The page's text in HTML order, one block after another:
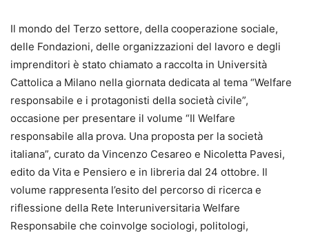
Il mondo del Terzo settore, della cooperazione sociale,
delle Fondazioni, delle organizzazioni del lavoro e degli
imprenditori è stato chiamato a raccolta in Università
Cattolica a Milano nella giornata dedicata al tema “Welfare
responsabile e i protagonisti della società civile”,
occasione per presentare il volume “Il Welfare
responsabile alla prova. Una proposta per la società
italiana”, curato da Vincenzo Cesareo e Nicoletta Pavesi,
edito da Vita e Pensiero e in libreria dal 24 ottobre. Il
volume rappresenta l’esito del percorso di ricerca e
riflessione della Rete Interuniversitaria Welfare
Responsabile che coinvolge sociologi, politologi,